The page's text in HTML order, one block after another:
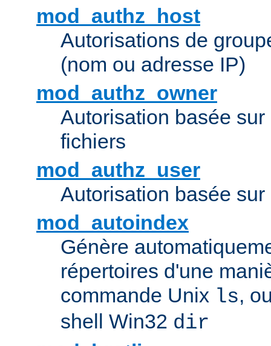
mod_authz_host
Autorisations de
(nom ou adresse IP)
mod_authz_owner
Autorisation basée
fichiers
mod_authz_user
Autorisation basée
mod_autoindex
Génère
répertoires d'une
commande Unix ls,
shell Win32 dir